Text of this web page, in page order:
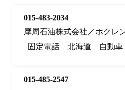
015-483-2034
摩周石油株式会社／ホクレ
固定電話
北海道 自動車
015-485-2547